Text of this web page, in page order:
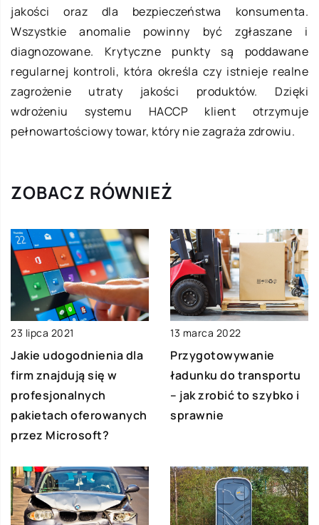
jakości oraz dla bezpieczeństwa konsumenta.
Wszystkie anomalie powinny być zgłaszane i
diagnozowane. Krytyczne punkty są poddawane
regularnej kontroli, która określa czy istnieje realne
zagrożenie utraty jakości produktów. Dzięki
wdrożeniu systemu HACCP klient otrzymuje
pełnowartościowy towar, który nie zagraża zdrowiu.
ZOBACZ RÓWNIEŻ
23 lipca 2021
Jakie udogodnienia dla
firm znajdują się w
profesjonalnych
pakietach oferowanych
przez Microsoft?
13 marca 2022
Przygotowywanie
ładunku do transportu
– jak zrobić to szybko i
sprawnie